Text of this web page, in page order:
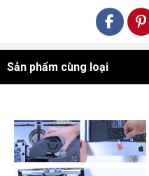
Sản phẩm cùng loại